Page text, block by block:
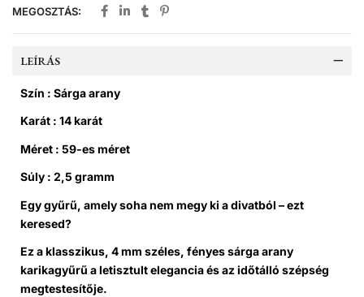
MEGOSZTÁS:
LEÍRÁS
Szín : Sárga arany
Karát : 14 karát
Méret : 59-es méret
Súly : 2,5 gramm
Egy gyűrű, amely soha nem megy ki a divatból – ezt
keresed?
Ez a klasszikus, 4 mm széles, fényes sárga arany
karikagyűrű a letisztult elegancia és az időtálló szépség
megtestesítője.